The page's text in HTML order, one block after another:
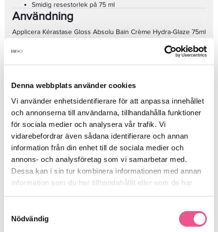
Denna webbplats använder cookies
Vi använder enhetsidentifierare för att anpassa innehållet
och annonserna till användarna, tillhandahålla funktioner
för sociala medier och analysera vår trafik. Vi
vidarebefordrar även sådana identifierare och annan
information från din enhet till de sociala medier och
annons- och analysföretag som vi samarbetar med.
Dessa kan i sin tur kombinera informationen med annan
information som du har tillhandahållit eller som de har
samlat in när du har använt deras tjänster.
Nödvändig
Smidig resestorlek på 75 ml
Användning
Applicera Kérastase Gloss Absolu Bain Crème Hydra-Glaze 75ml
Skölj noggrant. Upprepa vid behov. För bästa resultat,
kombinera med kompletterande produkter ur Gloss Absolu-
FAQ – Vanliga frågor
Vilken hårtyp är schampot anpassat för?
Schampot passar alla hårtyper, särskilt hår som är torrt, glanslöst
eller frissigt och behöver extra fukt och lyster.
Kan schampot användas dagligen?
användning.
Tynger schampot ner fint hår?
Nej, trots sin krämiga konsistens är formulan lätt och vårdar utan
att göra håret tungt.
Är 75ml endast för resor?